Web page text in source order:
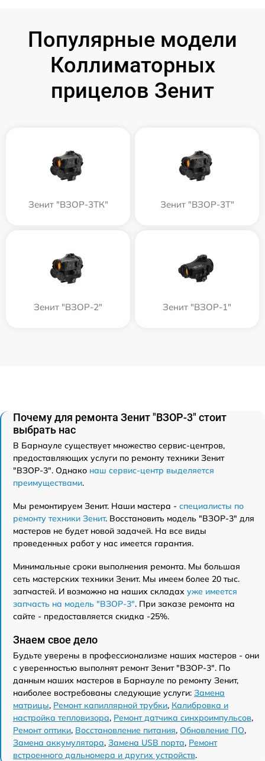
Популярные модели
Коллиматорных
прицелов Зенит
Зенит "ВЗОР-3ТК" Зенит "ВЗОР-3Т"
Зенит "ВЗОР-2" Зенит "ВЗОР-1"
Почему для ремонта Зенит "ВЗОР-3" стоит
выбрать нас
В Барнауле существует множество сервис-центров,
предоставляющих услуги по ремонту техники Зенит
"ВЗОР-3". Однако наш сервис-центр выделяется
преимуществами.
Мы ремонтируем Зенит. Наши мастера - специалисты по
ремонту техники Зенит. Восстановить модель "ВЗОР-3" для
мастеров не будет новой задачей. На все виды
проведенных работ у нас имеется гарантия.
Минимальные сроки выполнения ремонта. Мы большая
сеть мастерских техники Зенит. Мы имеем более 20 тыс.
запчастей. И возможно на наших складах уже имеется
запчасть на модель "ВЗОР-3". При заказе ремонта на
сайте - предоставляется скидка -25%.
Знаем свое дело
Будьте уверены в профессионализме наших мастеров - они
с уверенностью выполнят ремонт Зенит "ВЗОР-3". По
данным наших мастеров в Барнауле по ремонту Зенит,
наиболее востребованы следующие услуги: Замена
матрицы, Ремонт капиллярной трубки, Калибровка и
настройка тепловизора, Ремонт датчика синхроимпульсов,
Ремонт оптики, Восстановление питания, Обновление ПО,
Замена аккумулятора, Замена USB порта, Ремонт
встроенного дальномера и других устройств.